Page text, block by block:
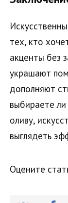
тех, кто
акценты без
украшают
дополняют
выбираете
оливу,
выглядеть
Оцените